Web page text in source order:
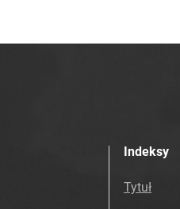
Indeksy
Tytuł